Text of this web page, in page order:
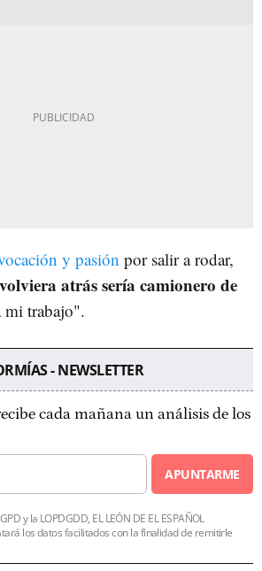
y pasión por salir a rodar,
atrás sería camionero de
mi trabajo".
- NEWSLETTER
cada mañana un análisis de los
APUNTARME
y la LOPDGDD, EL LEÓN DE EL ESPAÑOL
los datos facilitados con la finalidad de remitirle